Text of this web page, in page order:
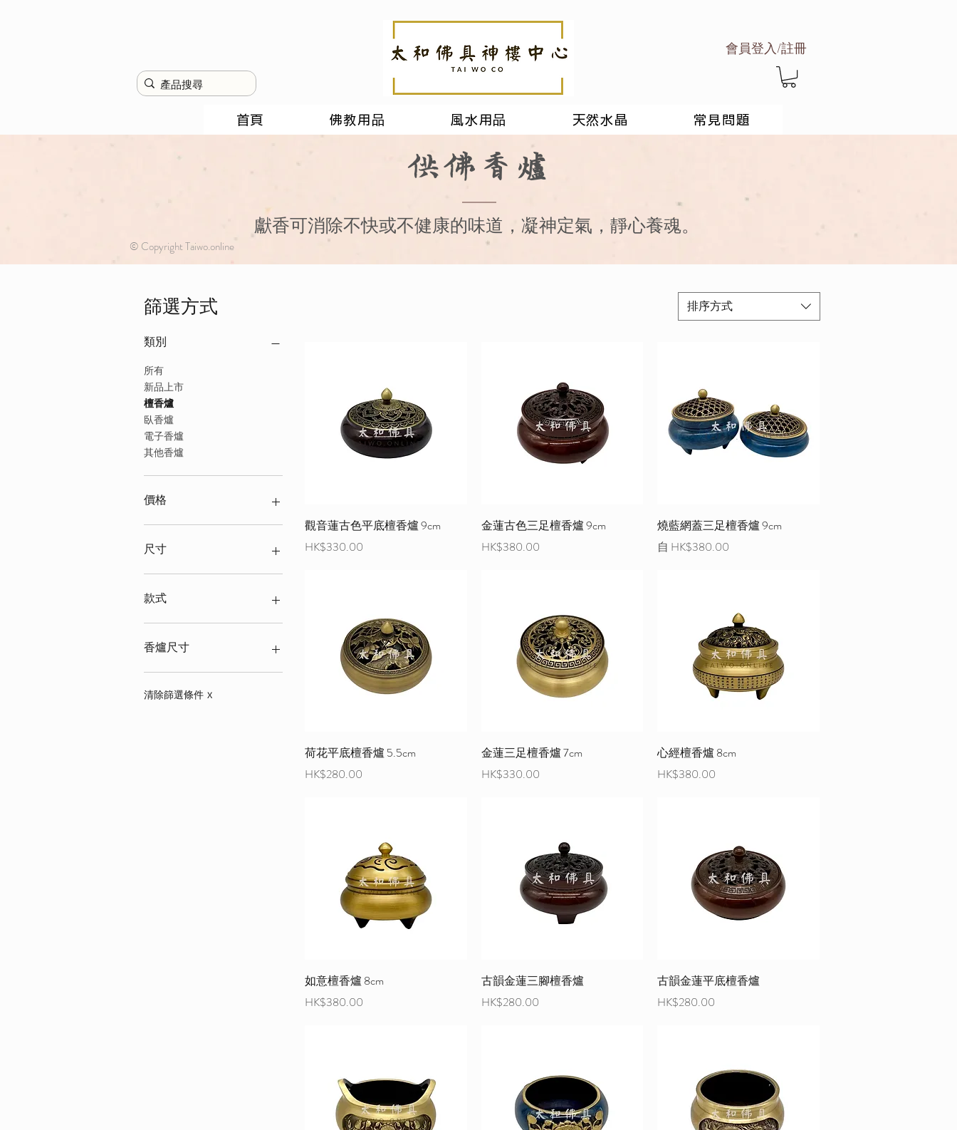
會員登入/註冊
首頁 佛教用品 風水用品 天然水晶 常見問題
供佛香爐
獻香可消除不快或不健康的味道，凝神定氣，靜心養魂。
© Copyright Taiwo.online
篩選方式
類別
所有
新品上市
檀香爐
臥香爐
電子香爐
其他香爐
價格
HK$0
尺寸
3.5"
4"
6"
款式
中 Medium
大 Large
香爐尺寸
10cmx4.5cm
10cmx6cm
清除篩選條件 X
排序方式
觀音蓮古色平底檀香爐 9cm
價格
HK$330.00
金蓮古色三足檀香爐 9cm
價格
HK$380.00
燒藍網蓋三足檀香爐 9cm
自 HK$380.00
促銷價格
荷花平底檀香爐 5.5cm
價格
HK$280.00
金蓮三足檀香爐 7cm
價格
HK$330.00
心經檀香爐 8cm
價格
HK$380.00
如意檀香爐 8cm
價格
HK$380.00
古韻金蓮三腳檀香爐
價格
HK$280.00
古韻金蓮平底檀香爐
價格
HK$280.00